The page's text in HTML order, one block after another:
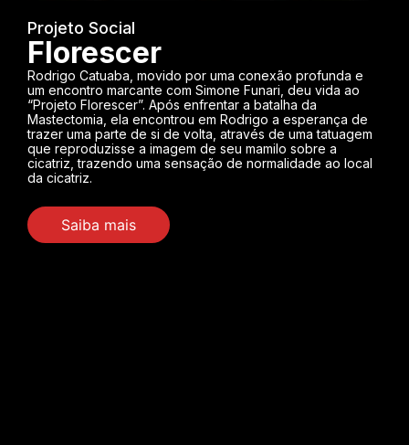
Projeto Social
Florescer
Rodrigo Catuaba, movido por uma conexão profunda e
um encontro marcante com Simone Funari, deu vida ao
“Projeto Florescer”. Após enfrentar a batalha da
Mastectomia, ela encontrou em Rodrigo a esperança de
trazer uma parte de si de volta, através de uma tatuagem
que reproduzisse a imagem de seu mamilo sobre a
cicatriz, trazendo uma sensação de normalidade ao local
da cicatriz.
Saiba mais